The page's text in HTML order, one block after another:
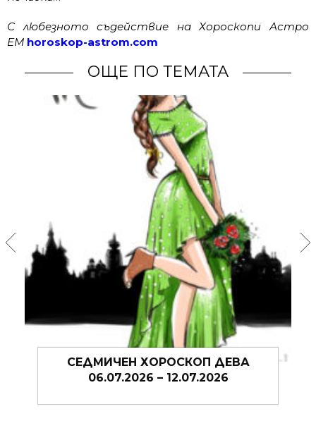
С любезното съдействие на Хороскопи Астро
ЕМ horoskop-astrom.com
ОЩЕ ПО ТЕМАТА
СЕДМИЧЕН ХОРОСКОП ДЕВА
06.07.2026 – 12.07.2026